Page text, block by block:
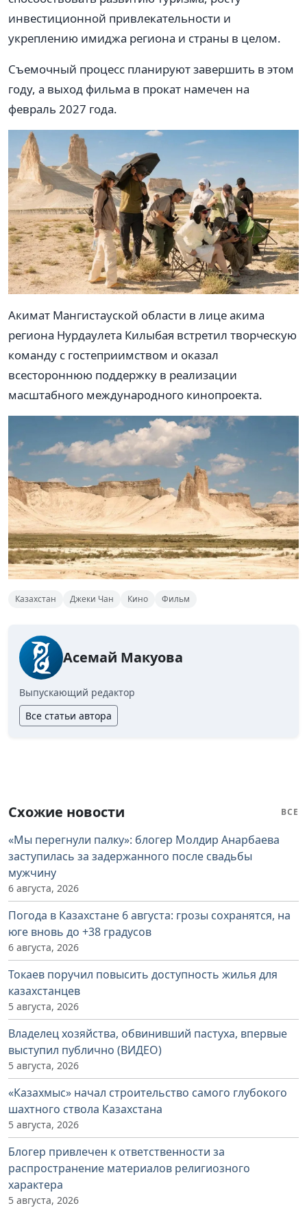
инвестиционной привлекательности и
укреплению имиджа региона и страны в целом.
Съемочный процесс планируют завершить в этом
году, а выход фильма в прокат намечен на
февраль 2027 года.
Акимат Мангистауской области в лице акима
региона Нурдаулета Килыбая встретил творческую
команду с гостеприимством и оказал
всестороннюю поддержку в реализации
масштабного международного кинопроекта.
Казахстан Джеки Чан Кино Фильм
Асемай Макуова
Выпускающий редактор
Все статьи автора
Схожие новости ВСЕ
«Мы перегнули палку»: блогер Молдир Анарбаева
заступилась за задержанного после свадьбы
мужчину
6 августа, 2026
Погода в Казахстане 6 августа: грозы сохранятся, на
юге вновь до +38 градусов
6 августа, 2026
Токаев поручил повысить доступность жилья для
казахстанцев
5 августа, 2026
Владелец хозяйства, обвинивший пастуха, впервые
выступил публично (ВИДЕО)
5 августа, 2026
«Казахмыс» начал строительство самого глубокого
шахтного ствола Казахстана
5 августа, 2026
Блогер привлечен к ответственности за
распространение материалов религиозного
характера
5 августа, 2026